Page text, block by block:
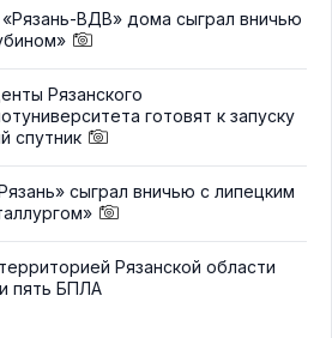
ВДВ» дома сыграл вничью
Рязанского
готовят к запуску
спутник
сыграл вничью с липецким
Рязанской области
пять БПЛА